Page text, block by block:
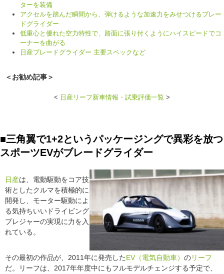
ターを装備
アクセルを踏んだ瞬間から、弾けるような加速力をみせつけるブレー
ドグライダー
低重心と優れた空力特性で、路面に張り付くようにハイスピードでコ
ーナーを曲がる
日産ブレードグライダー 主要スペックなど
＜お勧め記事＞
< 日産リーフ新車情報・試乗評価一覧 >
■三角翼で1+2というパッケージングで異彩を放つ
スポーツEVがブレードグライダー
日産は、電動駆動をコア技
術としたクルマを積極的に
開発し、モーター駆動によ
る気持ちいいドライビング
プレジャーの実現に力を入
れている。
その最初の作品が、2011年に発売したEV（電気自動車） のリーフ
だ。リーフは、2017年年度中にもフルモデルチェンジする予定で、